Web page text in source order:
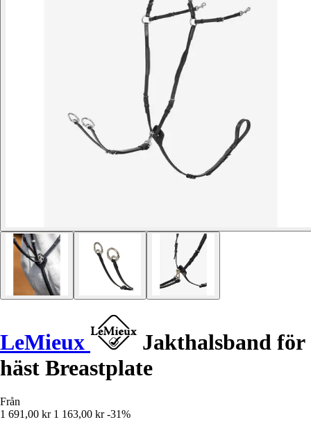
LeMieux
Jakthalsband för
häst Breastplate
Från
1 691,00 kr 1 163,00 kr -31%